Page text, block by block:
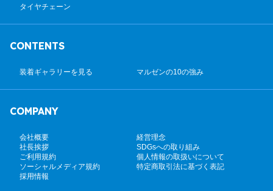
タイヤチェーン
CONTENTS
装着ギャラリーを見る マルゼンの10の強み
COMPANY
会社概要
経営理念
社長挨拶
SDGsへの取り組み
ご利用規約
個人情報の取扱いについて
ソーシャルメディア規約
特定商取引法に基づく表記
採用情報